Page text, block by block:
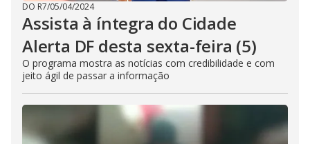
DO R7/05/04/2024
Assista à íntegra do Cidade
Alerta DF desta sexta-feira (5)
O programa mostra as notícias com credibilidade e com
jeito ágil de passar a informação